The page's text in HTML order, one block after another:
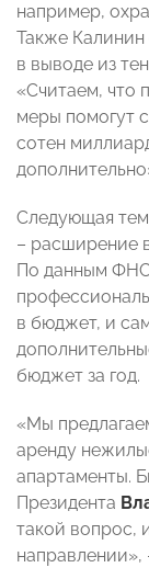
например,
Также Калинин
в выводе из
«Считаем,
меры помогут
сотен
Следующая
– расширение
По данным ФНС,
в бюджет, и
бюджет за год.
«Мы
аренду
апартаменты.
Президента
такой вопрос,
направлении»,